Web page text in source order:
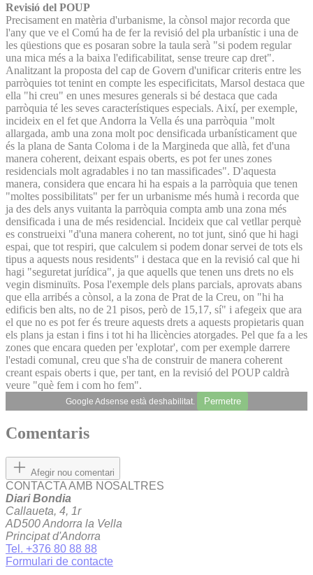
Revisió del POUP
Precisament en matèria d'urbanisme, la cònsol major recorda que
l'any que ve el Comú ha de fer la revisió del pla urbanístic i una de
les qüestions que es posaran sobre la taula serà "si podem regular
una mica més a la baixa l'edificabilitat, sense treure cap dret".
Analitzant la proposta del cap de Govern d'unificar criteris entre les
parròquies tot tenint en compte les especificitats, Marsol destaca que
ella "hi creu" en unes mesures generals si bé destaca que cada
parròquia té les seves característiques especials. Així, per exemple,
incideix en el fet que Andorra la Vella és una parròquia "molt
allargada, amb una zona molt poc densificada urbanísticament que
és la plana de Santa Coloma i de la Margineda que allà, fet d'una
manera coherent, deixant espais oberts, es pot fer unes zones
residencials molt agradables i no tan massificades". D'aquesta
manera, considera que encara hi ha espais a la parròquia que tenen
"moltes possibilitats" per fer un urbanisme més humà i recorda que
ja des dels anys vuitanta la parròquia compta amb una zona més
densificada i una de més residencial. Incideix que cal vetllar perquè
es construeixi "d'una manera coherent, no tot junt, sinó que hi hagi
espai, que tot respiri, que calculem si podem donar servei de tots els
tipus a aquests nous residents" i destaca que en la revisió cal que hi
hagi "seguretat jurídica", ja que aquells que tenen uns drets no els
vegin disminuïts. Posa l'exemple dels plans parcials, aprovats abans
que ella arribés a cònsol, a la zona de Prat de la Creu, on "hi ha
edificis ben alts, no de 21 pisos, però de 15,17, sí" i afegeix que ara
el que no es pot fer és treure aquests drets a aquests propietaris quan
els plans ja estan i fins i tot hi ha llicències atorgades. Pel que fa a les
zones que encara queden per 'explotar', com per exemple darrere
l'estadi comunal, creu que s'ha de construir de manera coherent
creant espais oberts i que, per tant, en la revisió del POUP caldrà
veure "què fem i com ho fem".
Google Adsense està deshabilitat. Permetre
Comentaris
Afegir nou comentari
CONTACTA AMB NOSALTRES
Diari Bondia
Callaueta, 4, 1r
AD500 Andorra la Vella
Principat d'Andorra
Tel. +376 80 88 88
Formulari de contacte